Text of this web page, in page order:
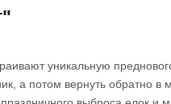
уникальную
а потом вернуть обратно